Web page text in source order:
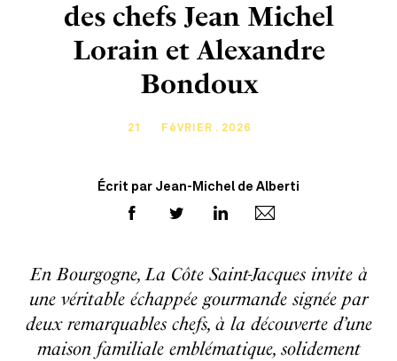
des chefs Jean Michel
Lorain et Alexandre
Bondoux
21 FéVRIER . 2026
Écrit par Jean-Michel de Alberti
En Bourgogne, La Côte Saint-Jacques invite à
une véritable échappée gourmande signée par
deux remarquables chefs, à la découverte d’une
maison familiale emblématique, solidement